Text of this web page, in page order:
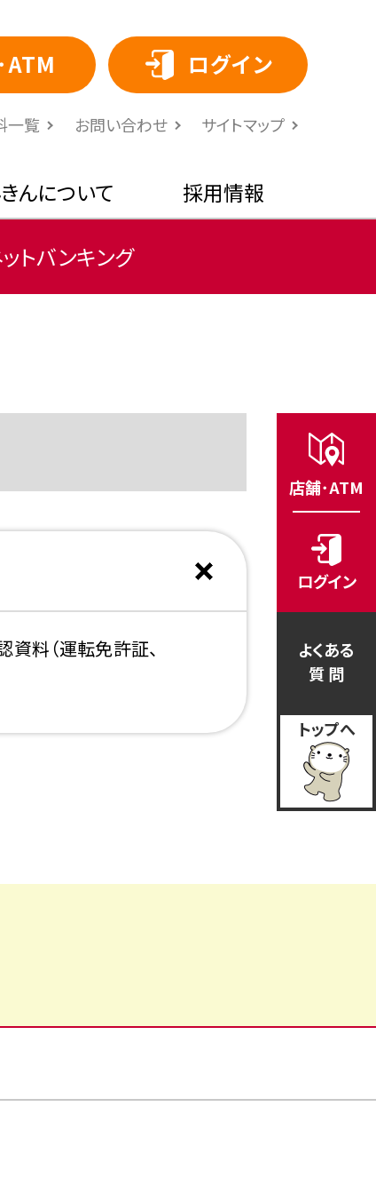
トバンキング
んについて 採用情報
ATM ログイン
⼀覧 お問い合わせ サイトマップ
料（運転免許証、
店舗･ATM
ログイン
よくある
質 問
トップへ